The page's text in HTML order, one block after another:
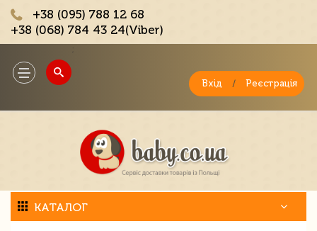
+38 (095) 788 12 68
+38 (068) 784 43 24(Viber)
Toggle
navigation
Вхід / Реєстрація
КАТАЛОГ